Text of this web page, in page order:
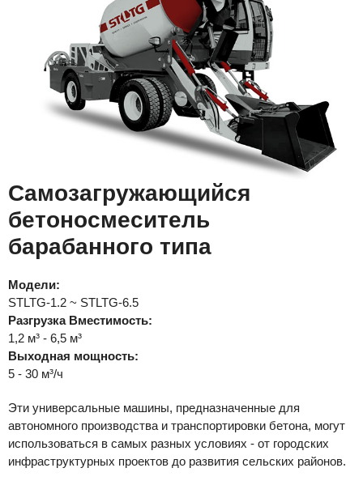
Самозагружающийся
бетоносмеситель
барабанного типа
Модели:
STLTG-1.2 ~ STLTG-6.5
Разгрузка Вместимость:
1,2 м³ - 6,5 м³
Выходная мощность:
5 - 30 м³/ч
Эти универсальные машины, предназначенные для
автономного производства и транспортировки бетона, могут
использоваться в самых разных условиях - от городских
инфраструктурных проектов до развития сельских районов.